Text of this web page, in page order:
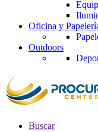
Oficina y
Outdoors
Buscar